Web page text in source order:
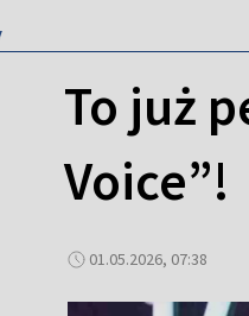
To już
Voice”!
01.05.2026, 07:38